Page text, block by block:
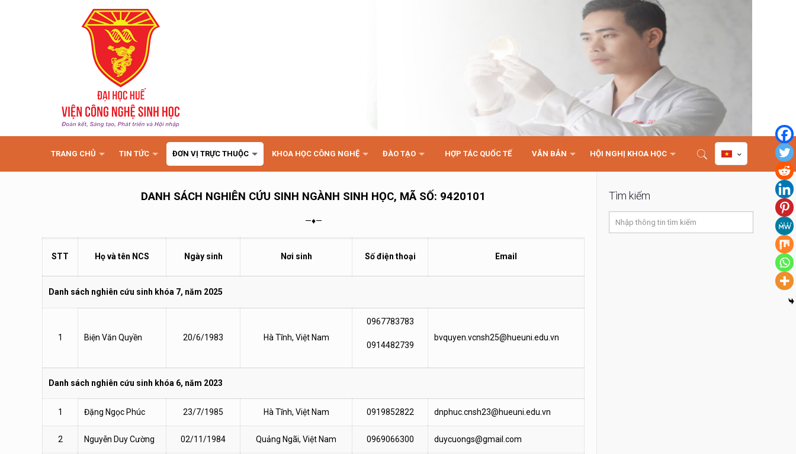
TRANG CHỦ TIN TỨC ĐƠN VỊ TRỰC THUỘC KHOA HỌC CÔNG NGHỆ ĐÀO TẠO HỢP TÁC QUỐC TẾ VĂN BẢN HỘI NGHỊ KHOA HỌC
DANH SÁCH NGHIÊN CỨU SINH NGÀNH SINH HỌC, MÃ SỐ: 9420101
—♦—
STT Họ và tên NCS Ngày sinh Nơi sinh Số điện thoại Email
Danh sách nghiên cứu sinh khóa 7, năm 2025
1 Biện Văn Quyền 20/6/1983 Hà Tĩnh, Việt Nam
0967783783
0914482739
bvquyen.vcnsh25@hueuni.edu.vn
Danh sách nghiên cứu sinh khóa 6, năm 2023
1 Đặng Ngọc Phúc 23/7/1985 Hà Tĩnh, Việt Nam 0919852822 dnphuc.cnsh23@hueuni.edu.vn
2 Nguyễn Duy Cường 02/11/1984 Quảng Ngãi, Việt Nam 0969066300 duycuongs@gmail.com
Tìm kiếm